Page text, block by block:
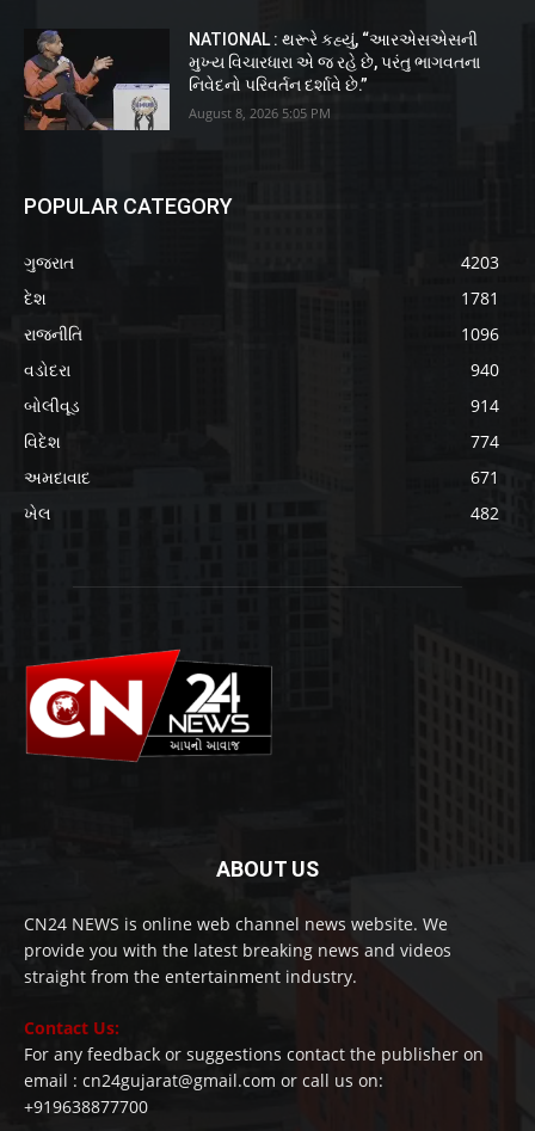
NATIONAL : થરૂરે કહ્યું, “આરએસએસની
મુખ્ય વિચારધારા એ જ રહે છે, પરંતુ ભાગવતના
નિવેદનો પરિવર્તન દર્શાવે છે.”
August 8, 2026 5:05 PM
POPULAR CATEGORY
ગુજરાત
4203
દેશ
1781
રાજનીતિ
1096
વડોદરા
940
બોલીવૂડ
914
વિદેશ
774
અમદાવાદ
671
ખેલ
482
ABOUT US
CN24 NEWS is online web channel news website. We
provide you with the latest breaking news and videos
straight from the entertainment industry.
Contact Us:
For any feedback or suggestions contact the publisher on
email : cn24gujarat@gmail.com or call us on:
+919638877700